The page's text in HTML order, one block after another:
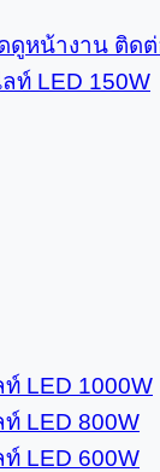
ดูหน้างาน ติด
ท์ LED 150W
LED 1000W
LED 800W
LED 600W